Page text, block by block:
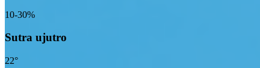
10-30%
Sutra ujutro
22°